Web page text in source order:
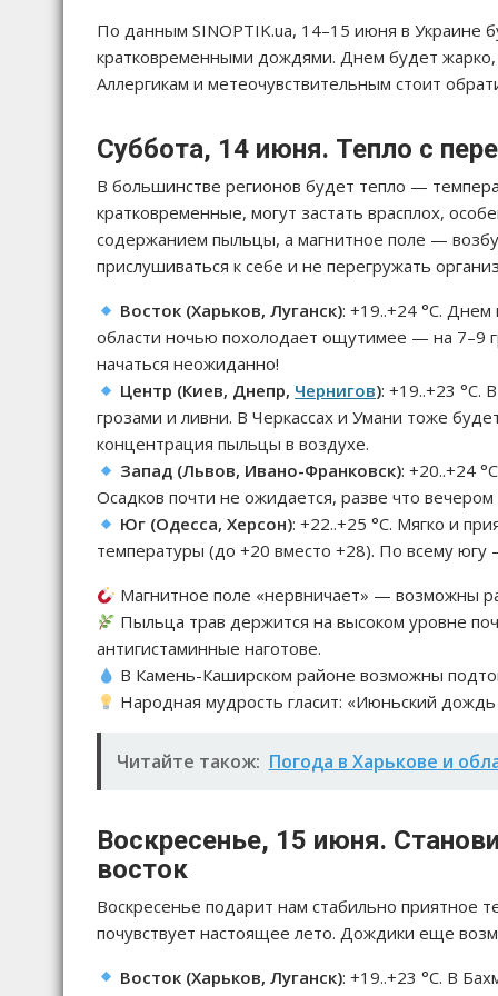
По данным SINOPTIK.ua, 14–15 июня в Украине
кратковременными дождями. Днем будет жарко,
Аллергикам и метеочувствительным стоит
Суббота, 14 июня. Тепло с
В большинстве регионов будет тепло —
кратковременные, могут застать врасплох,
содержанием пыльцы, а магнитное поле —
прислушиваться к себе и не перегружать
Восток (Харьков, Луганск): +19..+24 °C.
области ночью похолодает ощутимее — на 7–9
начаться неожиданно!
Центр (Киев, Днепр, Чернигов): +19..+23 °C.
грозами и ливни. В Черкассах и Умани тоже
концентрация пыльцы в воздухе.
Запад (Львов, Ивано-Франковск): +20..+24
Осадков почти не ожидается, разве что
Юг (Одесса, Херсон): +22..+25 °C. Мягко и
температуры (до +20 вместо +28). По всему югу
Магнитное поле «нервничает» — возможны
Пыльца трав держится на высоком уровне
антигистаминные наготове.
В Камень-Каширском районе возможны
Народная мудрость гласит: «Июньский
Читайте також: Погода в Харькове и
Воскресенье, 15 июня.
восток
Воскресенье подарит нам стабильно приятное
почувствует настоящее лето. Дождики еще
Восток (Харьков, Луганск): +19..+23 °C. В